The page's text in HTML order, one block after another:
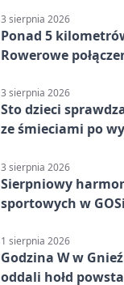
3 sierpnia 2026
Ponad 5
Rowerowe
3 sierpnia 2026
Sto dzieci
ze śmieciami po
3 sierpnia 2026
Sierpniowy
sportowych w
1 sierpnia 2026
Godzina W w
oddali hołd